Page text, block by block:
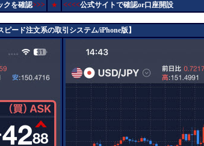
クを確認>>> ★ <<<<公式サイトで確認or口座開設
ピード注文系の取引システム/iPhone版】